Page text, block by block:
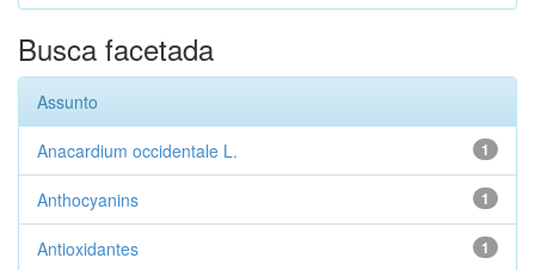
Busca facetada
Assunto
1
Anacardium occidentale L.
1
Anthocyanins
1
Antioxidantes